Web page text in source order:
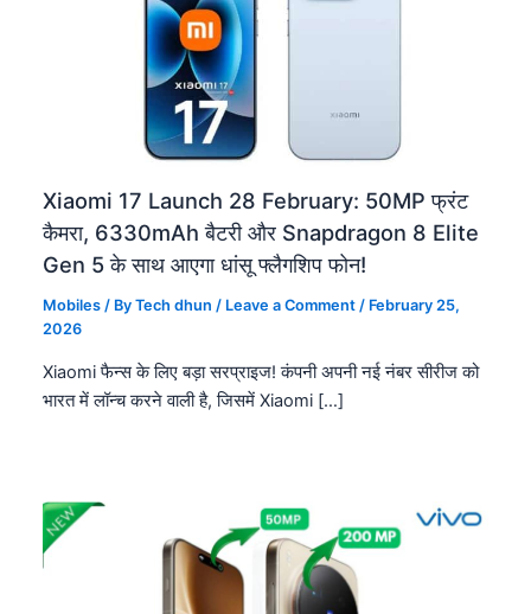
Xiaomi 17 Launch 28 February: 50MP फ्रंट
कैमरा, 6330mAh बैटरी और Snapdragon 8 Elite
Gen 5 के साथ आएगा धांसू फ्लैगशिप फोन!
Mobiles / ByTech dhun / Leave a Comment / February 25,
2026
Xiaomi फैन्स के लिए बड़ा सरप्राइज! कंपनी अपनी नई नंबर सीरीज को
भारत में लॉन्च करने वाली है, जिसमें Xiaomi […]